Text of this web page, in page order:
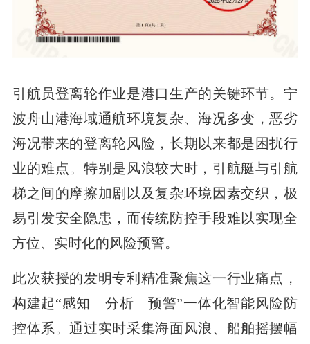
引航员登离轮作业是港口生产的关键环节。宁
波舟山港海域通航环境复杂、海况多变，恶劣
海况带来的登离轮风险，长期以来都是困扰行
业的难点。特别是风浪较大时，引航艇与引航
梯之间的摩擦加剧以及复杂环境因素交织，极
易引发安全隐患，而传统防控手段难以实现全
方位、实时化的风险预警。
此次获授的发明专利精准聚焦这一行业痛点，
构建起“感知—分析—预警”一体化智能风险防
控体系。通过实时采集海面风浪、船舶摇摆幅